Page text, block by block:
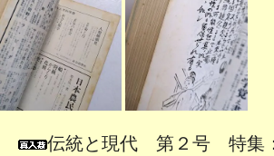
伝統と現代 第２号 特集